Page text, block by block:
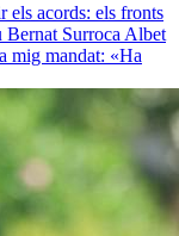
els acords: els fronts
Bernat Surroca Albet
mig mandat: «Ha